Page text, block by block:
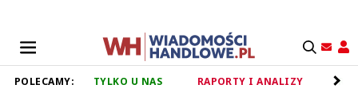
POLECAMY: TYLKO U NAS RAPORTY I ANALIZY